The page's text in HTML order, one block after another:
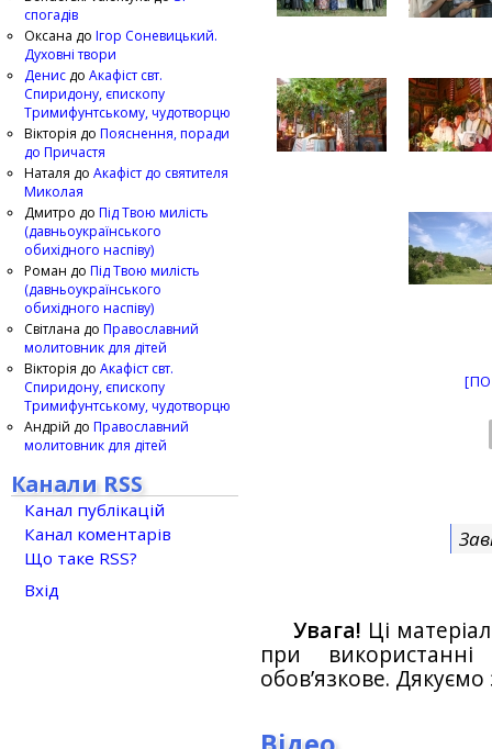
Увага! Ці
при
обов’язкове.
спогадів
Оксана до Ігор Соневицький.
Духовні твори
Денис до Акафіст свт.
Спиридону, єпископу
Тримифунтському, чудотворцю
Вікторія до Пояснення, поради
до Причастя
Наталя до Акафіст до святителя
Миколая
Дмитро до Під Твою милість
(давньоукраїнського
обихідного наспіву)
Роман до Під Твою милість
(давньоукраїнського
обихідного наспіву)
Світлана до Православний
молитовник для дітей
Вікторія до Акафіст свт.
Спиридону, єпископу
Тримифунтському, чудотворцю
Андрій до Православний
молитовник для дітей
Канали RSS
Канал публікацій
Канал коментарів
Що таке RSS?
Вхід